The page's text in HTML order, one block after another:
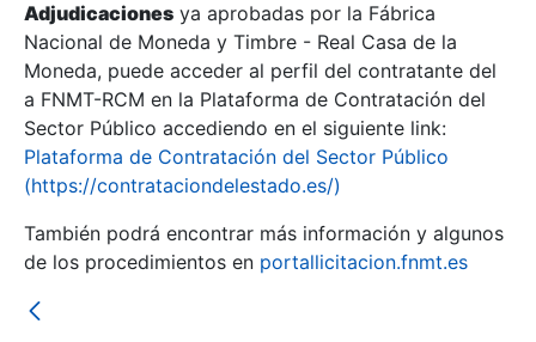
Mostrar/Ocultar
Adjudicaciones ya aprobadas por la Fábrica
Nacional de Moneda y Timbre - Real Casa de la
Moneda, puede acceder al perfil del contratante del
a FNMT-RCM en la Plataforma de Contratación del
Sector Público accediendo en el siguiente link:
Plataforma de Contratación del Sector Público
(https://contrataciondelestado.es/)
También podrá encontrar más información y algunos
de los procedimientos en portallicitacion.fnmt.es